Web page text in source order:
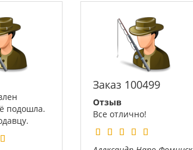
подошла.
Заказ 100499
Отзыв
Все отлично!